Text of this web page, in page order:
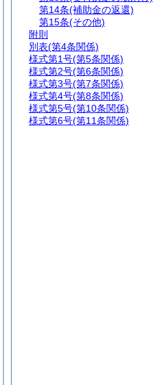
第14条(補助金の返還)
第15条(その他)
附則
別表(第4条関係)
様式第1号(第5条関係)
様式第2号(第6条関係)
様式第3号(第7条関係)
様式第4号(第8条関係)
様式第5号(第10条関係)
様式第6号(第11条関係)